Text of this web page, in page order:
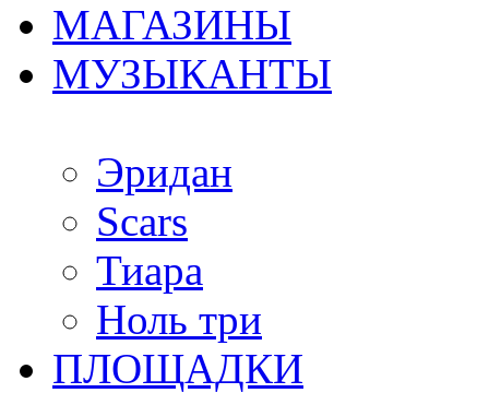
МАГАЗИНЫ
МУЗЫКАНТЫ
Эридан
Scars
Тиара
Ноль три
ПЛОЩАДКИ